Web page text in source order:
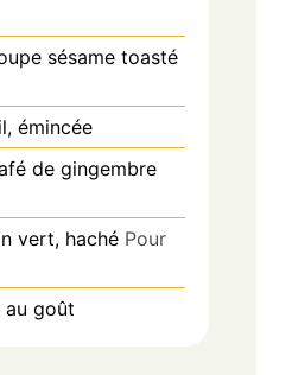
sésame toasté
émincée
de gingembre
vert, haché Pour
au goût